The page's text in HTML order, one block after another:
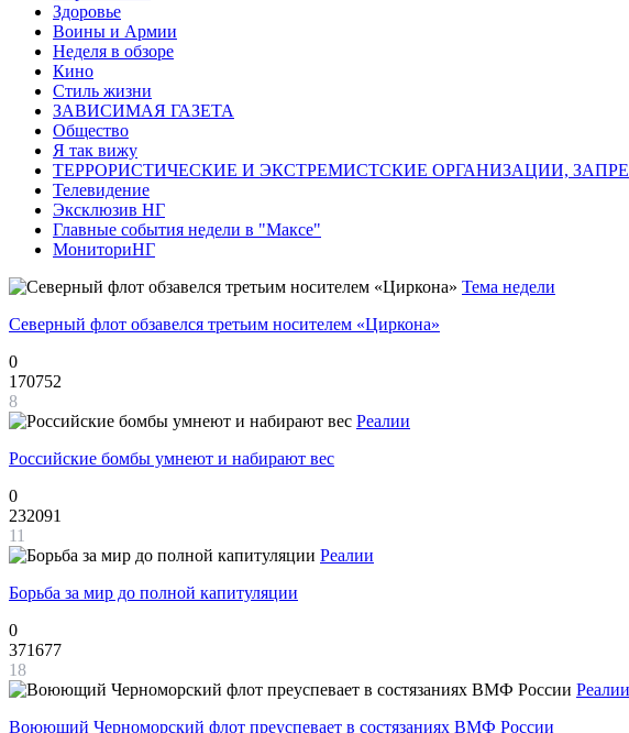
Здоровье
Воины и Армии
Неделя в обзоре
Кино
Стиль жизни
ЗАВИСИМАЯ ГАЗЕТА
Общество
Я так вижу
ТЕРРОРИСТИЧЕСКИЕ И ЭКСТРЕМИСТСКИЕ ОРГАНИЗАЦИИ,
Телевидение
Эксклюзив НГ
Главные события недели в "Максе"
МониториНГ
Тема недели
Северный флот обзавелся третьим носителем «Циркона»
0
170752
8
Реалии
Российские бомбы умнеют и набирают вес
0
232091
11
Реалии
Борьба за мир до полной капитуляции
0
371677
18
Реалии
Воюющий Черноморский флот преуспевает в состязаниях ВМФ России